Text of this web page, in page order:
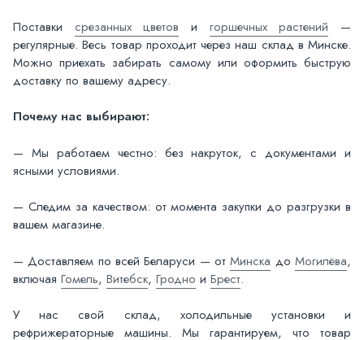
Поставки срезанных цветов и горшечных растений —
регулярные. Весь товар проходит через наш склад в Минске.
Можно приехать забирать самому или оформить быструю
доставку по вашему адресу.
Почему нас выбирают:
— Мы работаем честно: без накруток, с документами и
ясными условиями.
— Следим за качеством: от момента закупки до разгрузки в
вашем магазине.
— Доставляем по всей Беларуси — отМинска доМогилёва,
включая Гомель, Витебск, Гродно и Брест.
У нас свой склад, холодильные установки и
рефрижераторные машины. Мы гарантируем, что товар